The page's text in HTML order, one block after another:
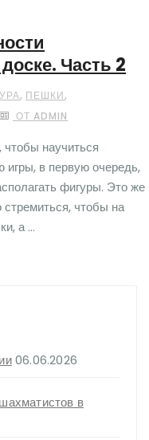
Часть 2
, ПЕШКИ,
ОТ ADMIN
научиться
игры, в первую очередь,
фигуры. Это же
чтобы на
а ...
06.06.2026
в